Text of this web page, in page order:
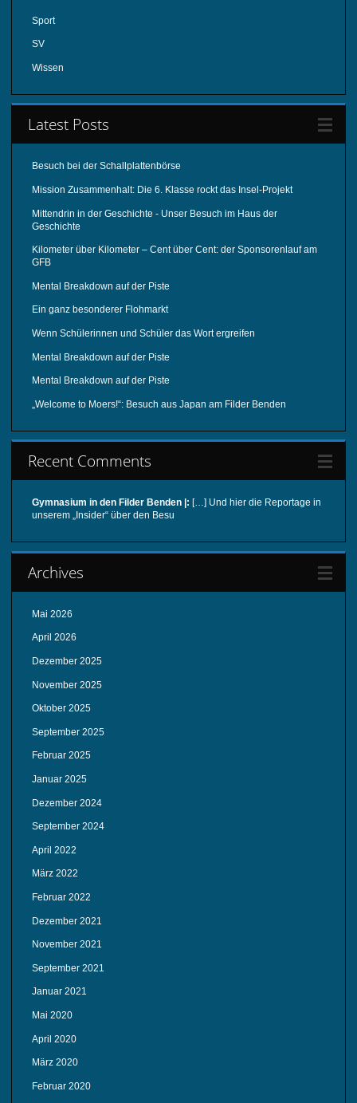
Sport
SV
Wissen
Latest Posts
Besuch bei der Schallplattenbörse
Mission Zusammenhalt: Die 6. Klasse rockt das Insel-Projekt
Mittendrin in der Geschichte - Unser Besuch im Haus der
Geschichte
Kilometer über Kilometer – Cent über Cent: der Sponsorenlauf am
GFB
Mental Breakdown auf der Piste
Ein ganz besonderer Flohmarkt
Wenn Schülerinnen und Schüler das Wort ergreifen
Mental Breakdown auf der Piste
Mental Breakdown auf der Piste
„Welcome to Moers!“: Besuch aus Japan am Filder Benden
Recent Comments
Gymnasium in den Filder Benden |: […] Und hier die Reportage in
unserem „Insider“ über den Besu
Archives
Mai 2026
April 2026
Dezember 2025
November 2025
Oktober 2025
September 2025
Februar 2025
Januar 2025
Dezember 2024
September 2024
April 2022
März 2022
Februar 2022
Dezember 2021
November 2021
September 2021
Januar 2021
Mai 2020
April 2020
März 2020
Februar 2020